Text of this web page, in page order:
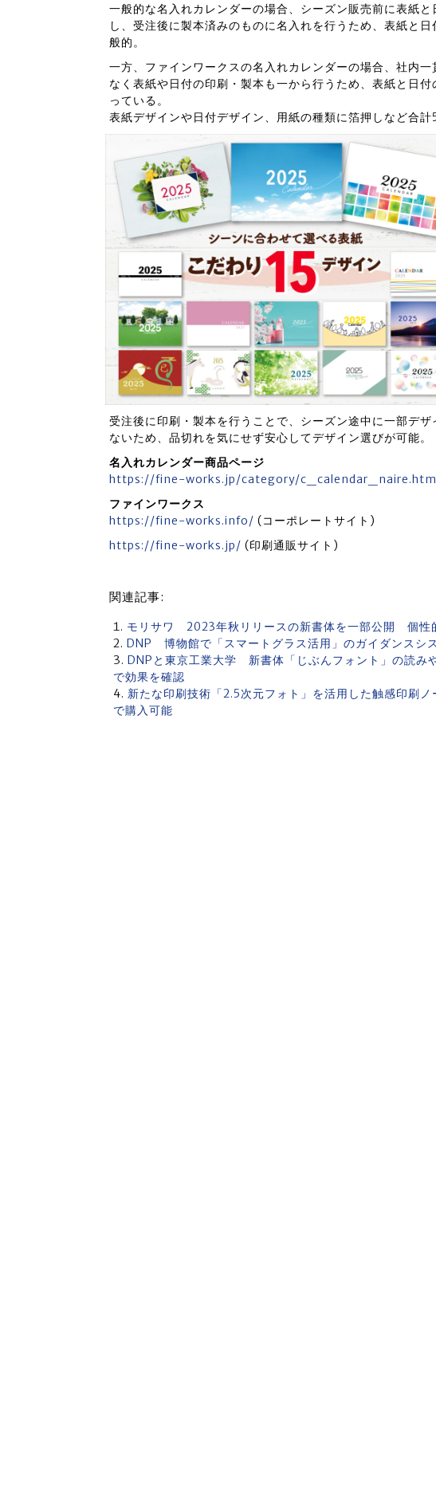
一般的な名入れカレンダーの場合、シーズン販売前に表紙
し、受注後に製本済みのものに名入れを行うため、表紙と
般的。
一方、ファインワークスの名入れカレンダーの場合、社内
なく表紙や日付の印刷・製本も一から行うため、表紙と日
っている。
表紙デザインや日付デザイン、用紙の種類に箔押しなど合
受注後に印刷・製本を行うことで、シーズン途中に一部デ
ないため、品切れを気にせず安心してデザイン選びが可能。
名入れカレンダー商品ページ
https://fine-works.jp/category/
ファインワークス
https://fine-works.info/ (コーポレートサイト)
https://fine-works.jp/ (印刷通販サイト)
関連記事:
モリサワ 2023年秋リリースの新書体を一部公開 個性
DNP 博物館で「スマートグラス活用」のガイダンスシ
DNPと東京工業大学 新書体「じぶんフォント」の読み
で効果を確認
新たな印刷技術「2.5次元フォト」を活用した触感印刷
で購入可能